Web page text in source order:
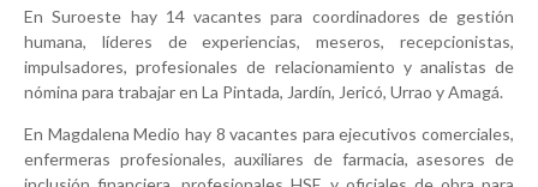
En Suroeste hay 14 vacantes para coordinadores de gestión
humana, líderes de experiencias, meseros, recepcionistas,
impulsadores, profesionales de relacionamiento y analistas de
nómina para trabajar en La Pintada, Jardín, Jericó, Urrao y Amagá.
En Magdalena Medio hay 8 vacantes para ejecutivos comerciales,
enfermeras profesionales, auxiliares de farmacia, asesores de